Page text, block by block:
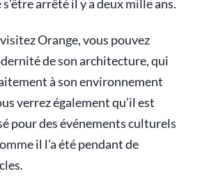
arrêté il y a deux mille ans.
Orange, vous pouvez
de son architecture, qui
à son environnement
verrez également qu’il est
pour des événements culturels
il l’a été pendant de